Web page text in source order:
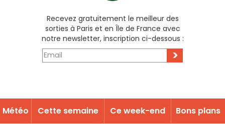
Recevez gratuitement le meilleur des
sorties à Paris et en Île de France avec
notre newsletter, inscription ci-dessous :
>
Météo Cette semaine Ce week-end Bons plans